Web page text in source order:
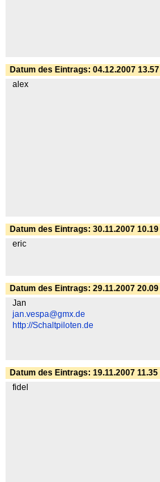
Datum des Eintrags: 04.12.2007 13.57
alex
Datum des Eintrags: 30.11.2007 10.19
eric
Datum des Eintrags: 29.11.2007 20.09
Jan
jan.vespa@gmx.de
http://Schaltpiloten.de
Datum des Eintrags: 19.11.2007 11.35
fidel